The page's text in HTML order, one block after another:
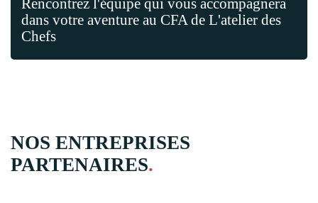
Rencontrez l'équipe qui vous accompagnera
dans votre aventure au CFA de L'atelier des
Chefs
NOS ENTREPRISES
PARTENAIRES.